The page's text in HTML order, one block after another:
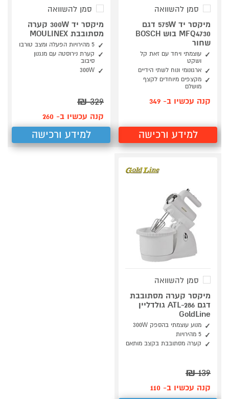
סמן להשוואה
מיקסר יד 575W דגם
MFQ4730 בוש BOSCH
שחור
עוצמתי ויחד עם זאת קל
ושקט
ארגונומי ונוח לשתי הידיים
מקצפים מיוחדים לקצף
מושלם
קנה עכשיו ב- 349
למידע ורכישה
סמן להשוואה
מיקסר יד 300W קערה
מסתובבת MOULINEX
5 מהירויות הפעלה ומצב טורבו
קערת נירוסטה עם מנגנון
סיבוב
300W
329
₪
קנה עכשיו ב- 260
למידע ורכישה
סמן להשוואה
מיקסר קערה מסתובבת
דגם ATL-286 גולדליין
GoldLine
מנוע עוצמתי בהספק 300W
5 מהירויות
קערה מסתובבת בקצב מותאם
139
₪
קנה עכשיו ב- 110